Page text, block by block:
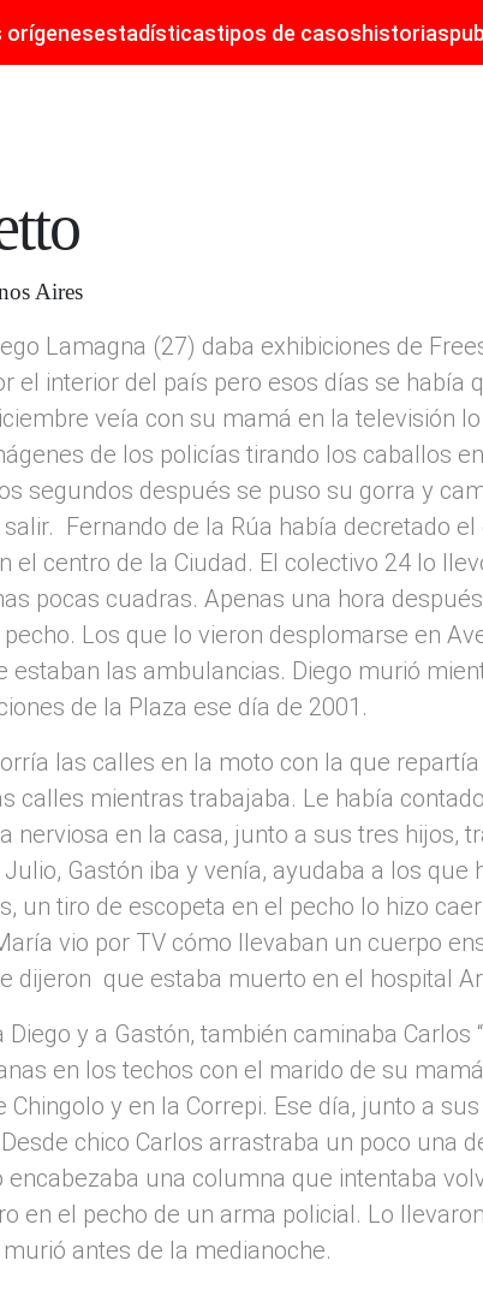
orígenesestadísticastipos de casoshistorias
Aires
Lamagna (27) daba exhibiciones de
el interior del país pero esos días se había
veía con su mamá en la televisión
de los policías tirando los caballos
segundos después se puso su gorra y
Fernando de la Rúa había decretado
el centro de la Ciudad. El colectivo 24 lo
pocas cuadras. Apenas una hora
Los que lo vieron desplomarse en
estaban las ambulancias. Diego murió
de la Plaza ese día de 2001.
las calles en la moto con la que
calles mientras trabajaba. Le había
nerviosa en la casa, junto a sus tres hijos,
Gastón iba y venía, ayudaba a los
un tiro de escopeta en el pecho lo hizo
vio por TV cómo llevaban un cuerpo
dijeron que estaba muerto en el hospital
y a Gastón, también caminaba Carlos
en los techos con el marido de su
y en la Correpi. Ese día, junto a
chico Carlos arrastraba un poco una
una columna que intentaba
en el pecho de un arma policial. Lo
antes de la medianoche.